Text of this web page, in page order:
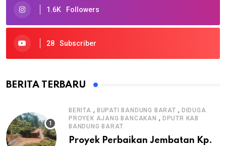
1.6K Followers
28 Subscriber
BERITA TERBARU
BERITA , BUPATI BANDUNG BARAT , DIDUGA
PROYEK AJANG BANCAKAN , DPUTR KAB
BANDUNG BARAT
Proyek Perbaikan Jembatan Kp.